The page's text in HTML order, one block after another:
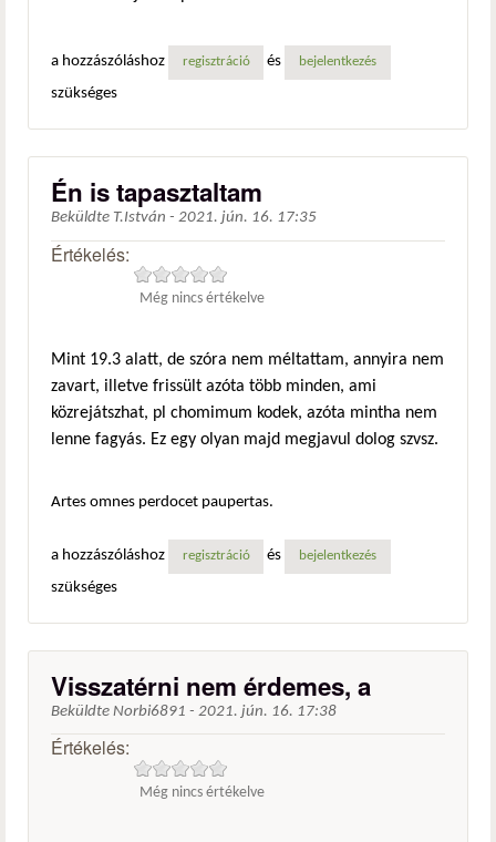
a hozzászóláshoz regisztráció és bejelentkezés
szükséges
Én is tapasztaltam
Beküldte T.István - 2021. jún. 16. 17:35
Értékelés:
Még nincs értékelve
Mint 19.3 alatt, de szóra nem méltattam, annyira nem
zavart, illetve frissült azóta több minden, ami
közrejátszhat, pl chomimum kodek, azóta mintha nem
lenne fagyás. Ez egy olyan majd megjavul dolog szvsz.
Artes omnes perdocet paupertas.
a hozzászóláshoz regisztráció és bejelentkezés
szükséges
Visszatérni nem érdemes, a
Beküldte Norbi6891 - 2021. jún. 16. 17:38
Értékelés:
Még nincs értékelve